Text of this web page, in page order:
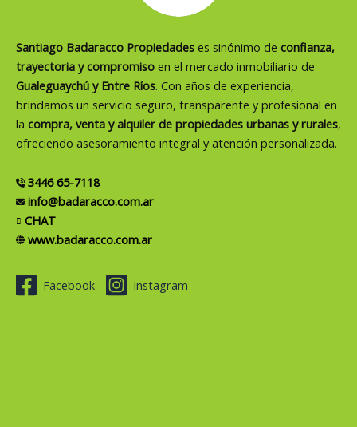
Santiago Badaracco Propiedades es sinónimo de confianza,
trayectoria y compromiso en el mercado inmobiliario de
Gualeguaychú y Entre Ríos. Con años de experiencia,
brindamos un servicio seguro, transparente y profesional en
la compra, venta y alquiler de propiedades urbanas y rurales,
ofreciendo asesoramiento integral y atención personalizada.
3446 65-7118
info@badaracco.com.ar
CHAT
www.badaracco.com.ar
Facebook Instagram